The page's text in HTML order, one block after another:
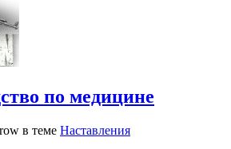
по медицине
в теме Наставления